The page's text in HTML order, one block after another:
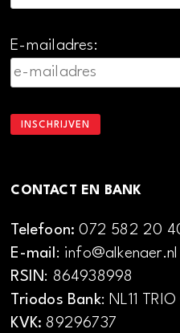
E-mailadres:
CONTACT EN BANK
Telefoon:072 582 20
E-mail: info@alkenaer.nl
RSIN: 864938998
Triodos Bank: NL11
KVK: 89296737